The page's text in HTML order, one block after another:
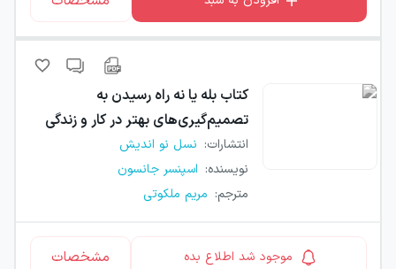
کتاب بله یا نه راه رسیدن به
تصمیم‌گیری‌های بهتر در کار و زندگی
انتشارات: نسل نو اندیش
نویسنده: اسپنسر جانسون
مترجم: مریم ملکوتی
موجود شد اطلاع بده مشخصات